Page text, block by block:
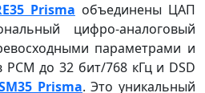
Prisma объединены ЦАП
цифро-аналоговый
параметрами и
до 32 бит/768 кГц и DSD
Prisma. Это уникальный